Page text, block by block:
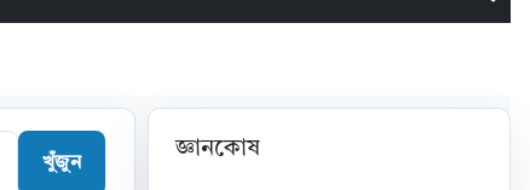
খুঁজুন
জ্ঞানকোষ